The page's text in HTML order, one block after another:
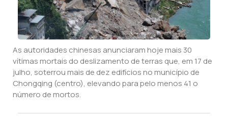
As autoridades chinesas anunciaram hoje mais 30
vítimas mortais do deslizamento de terras que, em 17 de
julho, soterrou mais de dez edifícios no município de
Chongqing (centro), elevando para pelo menos 41 o
número de mortos.